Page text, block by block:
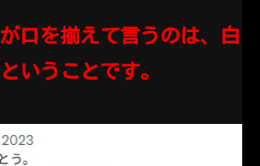
口を揃えて言うのは、白
いうことです。